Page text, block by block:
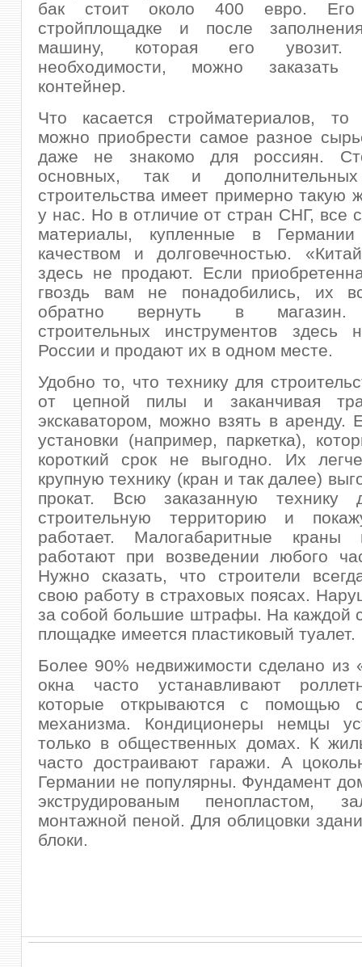
бак стоит около 400 евро. Его
стройплощадке и после
машину, которая его
необходимости, можно
контейнер.
Что касается стройматериалов,
можно приобрести самое разное
даже не знакомо для россиян.
основных, так и
строительства имеет примерно такую
у нас. Но в отличие от стран СНГ, все
материалы, купленные в Германии
качеством и долговечностью.
здесь не продают. Если
гвоздь вам не понадобились, их
обратно вернуть в магазин.
строительных инструментов
России и продают их в одном месте.
Удобно то, что технику для
от цепной пилы и заканчивая
экскаватором, можно взять в аренду.
установки (например, паркетка),
короткий срок не выгодно. Их
крупную технику (кран и так далее)
прокат. Всю заказанную технику
строительную территорию и
работает. Малогабаритные краны
работают при возведении любого
Нужно сказать, что строители
свою работу в страховых поясах.
за собой большие штрафы. На каждой
площадке имеется пластиковый туалет.
Более 90% недвижимости сделано из
окна часто устанавливают
которые открываются с помощью
механизма. Кондиционеры немцы
только в общественных домах. К
часто достраивают гаражи. А
Германии не популярны. Фундамент
экструдированым пенопластом,
монтажной пеной. Для облицовки
блоки.